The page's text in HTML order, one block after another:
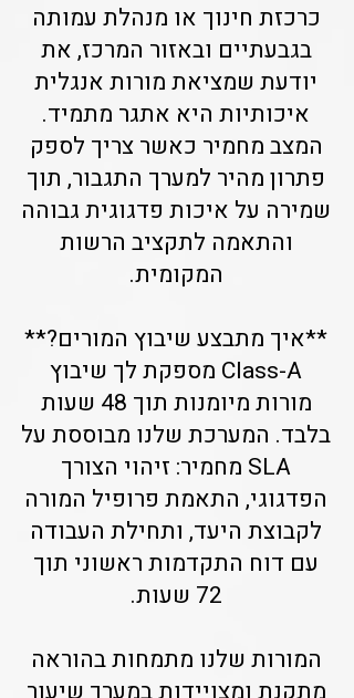
כרכזת חינוך או מנהלת עמותה
בגבעתיים ובאזור המרכז, את
יודעת שמציאת מורות אנגלית
איכותיות היא אתגר מתמיד.
המצב מחמיר כאשר צריך לספק
פתרון מהיר למערך התגבור, תוך
שמירה על איכות פדגוגית גבוהה
והתאמה לתקציב הרשות
המקומית.
**איך מתבצע שיבוץ המורים?**
Class-A מספקת לך שיבוץ
מורות מיומנות תוך 48 שעות
בלבד. המערכת שלנו מבוססת על
SLA מחמיר: זיהוי הצורך
הפדגוגי, התאמת פרופיל המורה
לקבוצת היעד, ותחילת העבודה
עם דוח התקדמות ראשוני תוך
72 שעות.
המורות שלנו מתמחות בהוראה